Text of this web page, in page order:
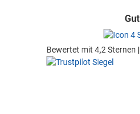
Gut
Bewertet mit 4,2 Sternen |